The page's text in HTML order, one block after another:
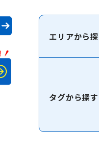
エリアから
タグから探す